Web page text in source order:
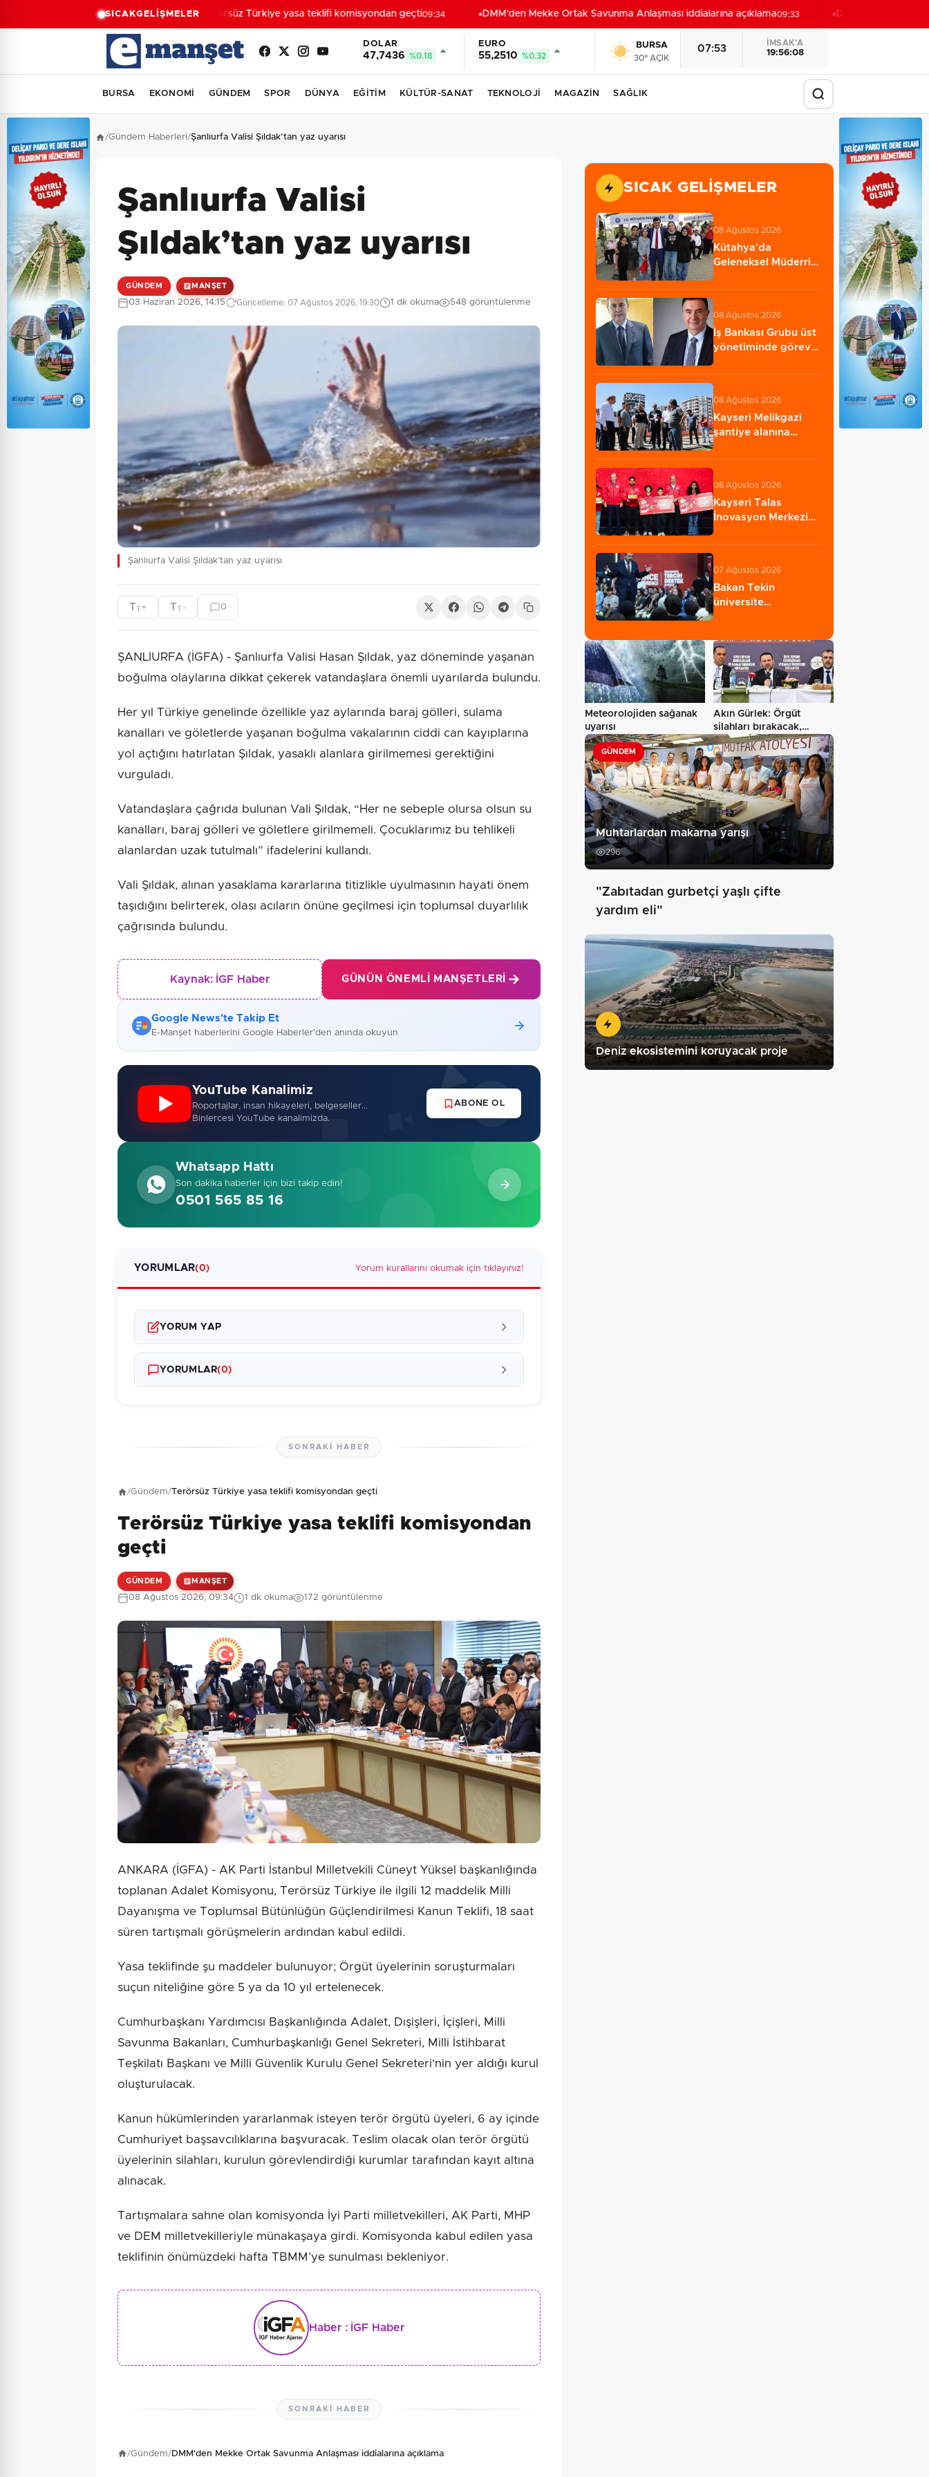
SICAKGELİŞMELERTerörsüz Türkiye yasa teklifi komisyondan geçti09:34 DMM'den Mekke Ortak Savunma Anlaşması iddialarına açıklama09:33 Deniz ekosistemini
DOLAR
47,7436 %0.18
EURO
55,2510 %0.32
BURSA
30° AÇIK
07:53
İMSAK'A
19:56:06
BURSA EKONOMİ GÜNDEM SPOR DÜNYA EĞİTİM KÜLTÜR-SANAT TEKNOLOJİ MAGAZİN SAĞLIK
/Gündem Haberleri/Şanlıurfa Valisi Şıldak’tan yaz uyarısı
Şanlıurfa Valisi
Şıldak’tan yaz uyarısı
GÜNDEM MANŞET
03 Haziran 2026, 14:15 Güncelleme: 07 Ağustos 2026, 19:30 1 dk okuma 548 görüntülenme
Şanlıurfa Valisi Şıldak’tan yaz uyarısı
TT+ TT - 0
ŞANLIURFA (İGFA) - Şanlıurfa Valisi Hasan Şıldak, yaz döneminde yaşanan
boğulma olaylarına dikkat çekerek vatandaşlara önemli uyarılarda bulundu.
Her yıl Türkiye genelinde özellikle yaz aylarında baraj gölleri, sulama
kanalları ve göletlerde yaşanan boğulma vakalarının ciddi can kayıplarına
yol açtığını hatırlatan Şıldak, yasaklı alanlara girilmemesi gerektiğini
vurguladı.
Vatandaşlara çağrıda bulunan Vali Şıldak, “Her ne sebeple olursa olsun su
kanalları, baraj gölleri ve göletlere girilmemeli. Çocuklarımız bu tehlikeli
alanlardan uzak tutulmalı” ifadelerini kullandı.
Vali Şıldak, alınan yasaklama kararlarına titizlikle uyulmasının hayati önem
taşıdığını belirterek, olası acıların önüne geçilmesi için toplumsal duyarlılık
çağrısında bulundu.
Kaynak: İGF Haber GÜNÜN ÖNEMLI MANŞETLERI
Google News'te Takip Et
E-Manşet haberlerini Google Haberler'den anında okuyun
YouTube Kanalimiz
Roportajlar, insan hikayeleri, belgeseller...
Binlercesi YouTube kanalimizda.
ABONE OL
Whatsapp Hattı
Son dakika haberler için bizi takip edin!
0501 565 85 16
YORUMLAR(0) Yorum kurallarını okumak için tıklayınız!
YORUM YAP
Güvenlik Sorusu: 6 + 2 = ? Gönder
YORUMLAR(0)
SONRAKI HABER
/Gündem/Terörsüz Türkiye yasa teklifi komisyondan geçti
Terörsüz Türkiye yasa teklifi komisyondan
geçti
GÜNDEM MANŞET
08 Ağustos 2026, 09:34 1 dk okuma 172 görüntülenme
ANKARA (İGFA) - AK Parti İstanbul Milletvekili Cüneyt Yüksel başkanlığında
toplanan Adalet Komisyonu, Terörsüz Türkiye ile ilgili 12 maddelik Milli
Dayanışma ve Toplumsal Bütünlüğün Güçlendirilmesi Kanun Teklifi, 18 saat
süren tartışmalı görüşmelerin ardından kabul edildi.
Yasa teklifinde şu maddeler bulunuyor; Örgüt üyelerinin soruşturmaları
suçun niteliğine göre 5 ya da 10 yıl ertelenecek.
Cumhurbaşkanı Yardımcısı Başkanlığında Adalet, Dışişleri, İçişleri, Milli
Savunma Bakanları, Cumhurbaşkanlığı Genel Sekreteri, Milli İstihbarat
Teşkilatı Başkanı ve Milli Güvenlik Kurulu Genel Sekreteri'nin yer aldığı kurul
oluşturulacak.
Kanun hükümlerinden yararlanmak isteyen terör örgütü üyeleri, 6 ay içinde
Cumhuriyet başsavcılıklarına başvuracak. Teslim olacak olan terör örgütü
üyelerinin silahları, kurulun görevlendirdiği kurumlar tarafından kayıt altına
alınacak.
Tartışmalara sahne olan komisyonda İyi Parti milletvekilleri, AK Parti, MHP
ve DEM milletvekilleriyle münakaşaya girdi. Komisyonda kabul edilen yasa
teklifinin önümüzdeki hafta TBMM’ye sunulması bekleniyor.
Haber : İGF Haber
SONRAKI HABER
/Gündem/DMM'den Mekke Ortak Savunma Anlaşması iddialarına açıklama
SICAK GELIŞMELER
08 Ağustos 2026
Kütahya'da
Geleneksel Müderris
coşkusu…
08 Ağustos 2026
İş Bankası Grubu üst
yönetiminde görev
08 Ağustos 2026
Kayseri Melikgazi
şantiye alanına
08 Ağustos 2026
Kayseri Talas
İnovasyon Merkezi
07 Ağustos 2026
Bakan Tekin
üniversite
Meteorolojiden sağanak
uyarısı
Akın Gürlek: Örgüt
silahları bırakacak,
mağaraları…
GÜNDEM
Muhtarlardan makarna yarışı
296
"Zabıtadan gurbetçi yaşlı çifte
yardım eli"
Deniz ekosistemini koruyacak proje